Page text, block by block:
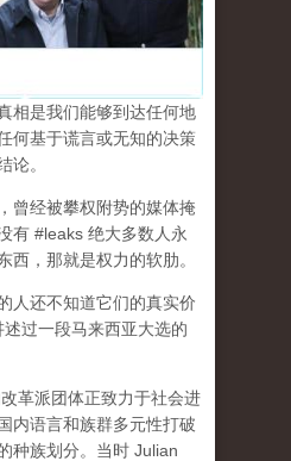
相是我们能够到达任何地
何基于谎言或无知的决策
论。
曾经被攀权附势的媒体掩
有 #leaks 绝大多数人永
西，那就是权力的软肋。
人还不知道它们的真实价
过一段马来西亚大选的
革派团体正致力于社会进
内语言和族群多元性打破
种族划分。当时 Julian